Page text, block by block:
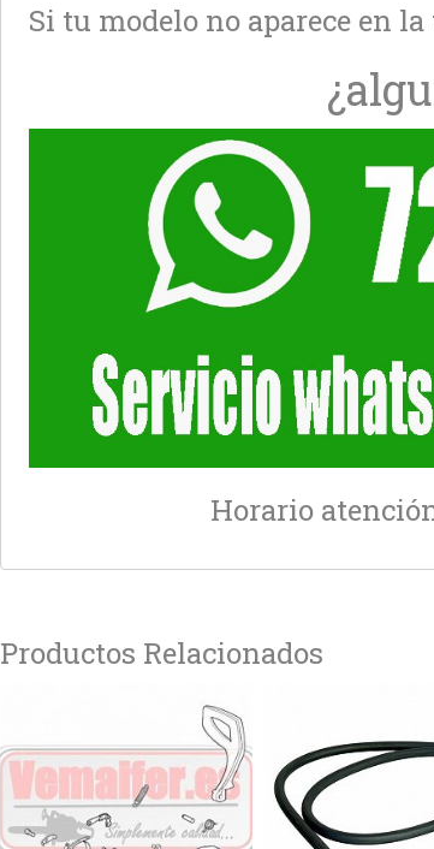
Si tu modelo no aparece en
Horario
Productos Relacionados